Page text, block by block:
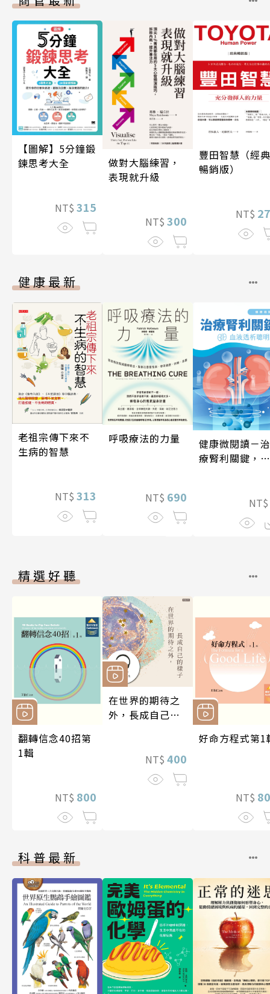
【圖解】5分鐘鍛
鍊思考大全
NT$ 315
做對大腦練習，
表現就升級
NT$ 300
豐田智慧（經典
暢銷版）
NT$
健康最新
老祖宗傳下來不
生病的智慧
NT$ 313
呼吸療法的力量
NT$ 690
健康微閱讀－治
療腎利關鍵，血
NT$
精選好聽
翻轉信念40招第
1輯
NT$ 800
在世界的期待之
外，長成自己的
NT$ 400
好命方程式第1
NT$
科普最新